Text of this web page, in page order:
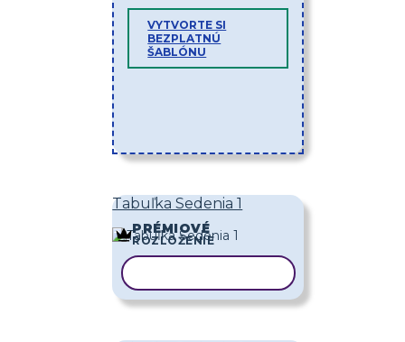
VYTVORTE SI
BEZPLATNÚ
ŠABLÓNU
Tabuľka Sedenia 1
PRÉMIOVÉ
ROZLOŽENIE